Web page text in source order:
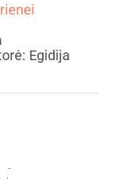
Egidija